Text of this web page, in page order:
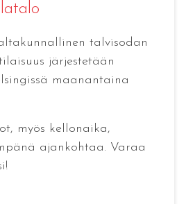
talvisodan
järjestetään
maanantaina
myös kellonaika,
ajankohtaa. Varaa